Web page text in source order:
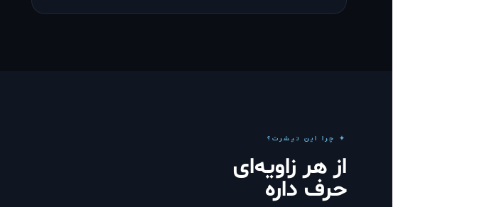
✦ چرا این تیشرت؟
از هر زاویه‌ای
حرف داره